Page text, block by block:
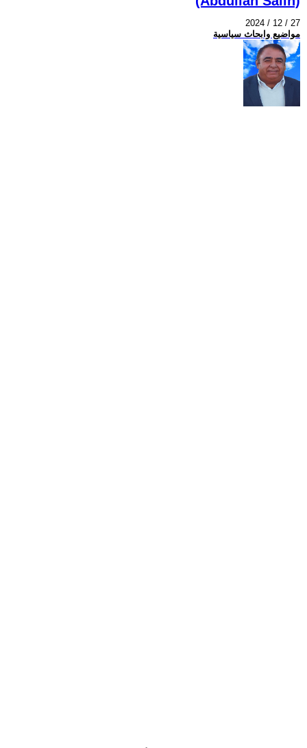
2024 / 12 / 27
مواضيع وابحاث سياسية